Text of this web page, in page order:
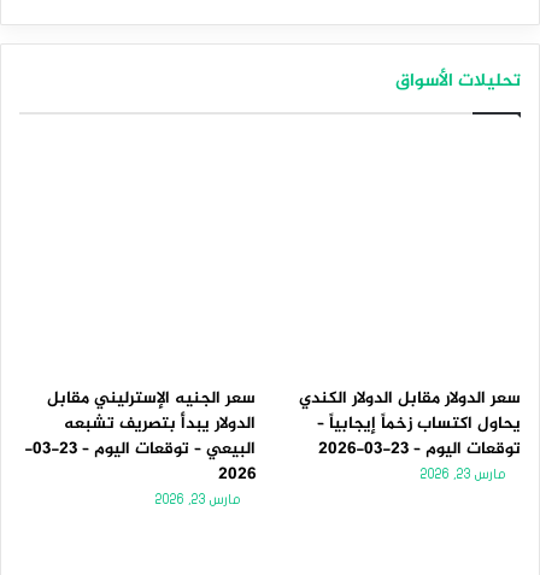
تحليلات الأسواق
سعر الدولار مقابل الدولار الكندي
يحاول اكتساب زخماً إيجابياً –
توقعات اليوم – 23-03-2026
مارس 23, 2026
سعر الجنيه الإسترليني مقابل
الدولار يبدأ بتصريف تشبعه
البيعي – توقعات اليوم – 23-03-
2026
مارس 23, 2026